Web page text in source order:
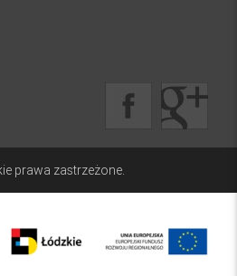
prawa zastrzeżone.